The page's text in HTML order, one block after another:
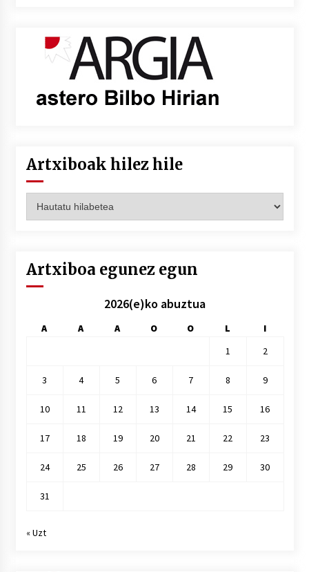
Artxiboak hilez hile
hilez
Artxiboa egunez egun
2026(e)ko abuztua
A A A O O L
I
1
2
3 4 5 6 7 8 9
10 11 12 13 14 15 16
17 18 19 20 21 22 23
24 25 26 27 28 29 30
31
« Uzt